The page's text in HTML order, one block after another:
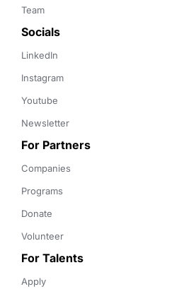
Team
Socials
LinkedIn
Instagram
Youtube
Newsletter
For Partners
Companies
Programs
Donate
Volunteer
For Talents
Apply